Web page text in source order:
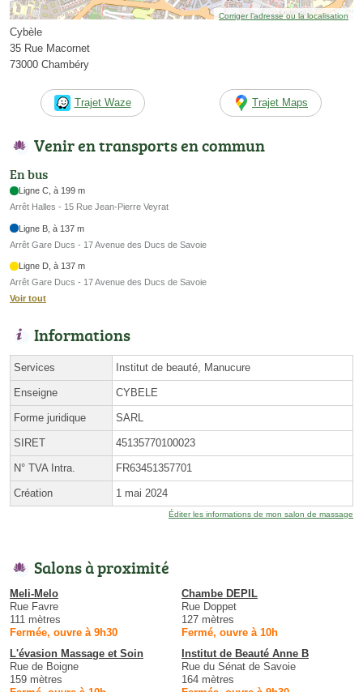
Corriger l’adresse ou la localisation
Cybèle
35 Rue Macornet
73000 Chambéry
Trajet Waze Trajet Maps
Venir en transports en commun
En bus
Ligne C, à 199 m
Arrêt Halles - 15 Rue Jean-Pierre Veyrat
Ligne B, à 137 m
Arrêt Gare Ducs - 17 Avenue des Ducs de Savoie
Ligne D, à 137 m
Arrêt Gare Ducs - 17 Avenue des Ducs de Savoie
Voir tout
Informations
Services Institut de beauté, Manucure
Enseigne CYBELE
Forme juridique SARL
SIRET 45135770100023
N° TVA Intra. FR63451357701
Création 1 mai 2024
Éditer les informations de mon salon de massage
Salons à proximité
Meli-Melo
Rue Favre
111 mètres
Fermée, ouvre à 9h30
Chambe DEPIL
Rue Doppet
127 mètres
Fermé, ouvre à 10h
L'évasion Massage et Soin
Rue de Boigne
159 mètres
Institut de Beauté Anne B
Rue du Sénat de Savoie
164 mètres